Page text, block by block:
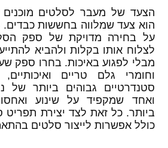
הצעד של מעבר לסלטים מוכנים
הוא צעד שמלווה בחששות
על בחירה מדויקת של ספק
לצלוח אותו בקלות ולהביא
מבלי לפגוע באיכות. בחרו ספק
וחומרי גלם טריים
סטנדרטיים גבוהים ביותר של
ואחד שמקפיד על שינוע
ביותר. כל זאת לצד יצירת תפריט
כולל אפשרות לייצור סלטים